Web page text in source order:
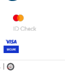
|